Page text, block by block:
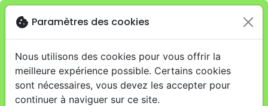
Je veux retirer ma commande au 11 rue de Rive,
Genèveclose
warningCette boutique en ligne est limitée au retrait en
magasin.
Pour les livraisons à domicile, veuillez passer vos
commandes sur la boutique La Maison de la Bible
cookie Paramètres des cookies
Nous utilisons des cookies pour vous offrir la
meilleure expérience possible. Certains cookies
sont nécessaires, vous devez les accepter pour
continuer à naviguer sur ce site.